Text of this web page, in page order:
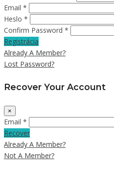
Email *
Heslo *
Confirm Password *
Registrácia
Already A Member?
Lost Password?
Recover Your Account
×
Email *
Recover
Already A Member?
Not A Member?